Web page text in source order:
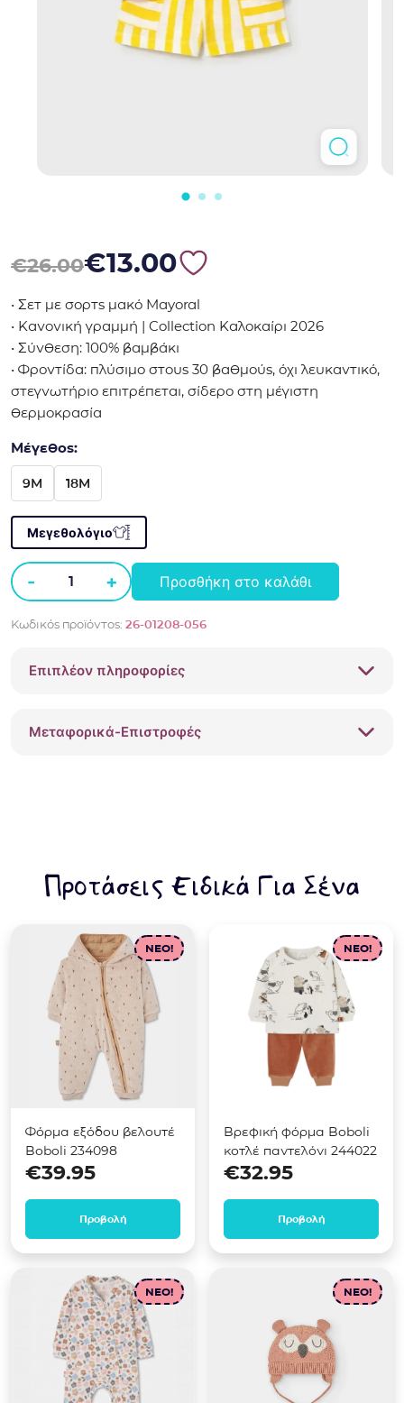
€26.00
Original price was: €26.00.
€13.00
Η τρέχουσα τιμή είναι: €13.00.
• Σετ με σορτς μακό Mayoral
• Κανονική γραμμή | Collection Καλοκαίρι 2026
• Σύνθεση: 100% βαμβάκι
• Φροντίδα: πλύσιμο στους 30 βαθμούς, όχι λευκαντικό,
στεγνωτήριο επιτρέπεται, σίδερο στη μέγιστη
θερμοκρασία
Μέγεθος:
9M 18M
Μεγεθολόγιο
-
Σετ
μακό
01208
+ Προσθήκη στο καλάθι
Κωδικός προϊόντος: 26-01208-056
Επιπλέον πληροφορίες
Μεταφορικά-Επιστροφές
Προτάσεις Ειδικά Για Σένα
NEO!
Φόρμα εξόδου βελουτέ
Boboli 234098
€39.95
Προβολή
NEO!
Βρεφική φόρμα Boboli
κοτλέ παντελόνι 244022
€32.95
Προβολή
NEO! NEO!